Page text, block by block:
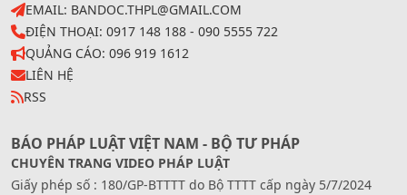
EMAIL: BANDOC.THPL@GMAIL.COM
ĐIỆN THOẠI: 0917 148 188 - 090 5555 722
QUẢNG CÁO: 096 919 1612
LIÊN HỆ
RSS
BÁO PHÁP LUẬT VIỆT NAM - BỘ TƯ PHÁP
CHUYÊN TRANG VIDEO PHÁP LUẬT
Giấy phép số : 180/GP-BTTTT do Bộ TTTT cấp ngày 5/7/2024